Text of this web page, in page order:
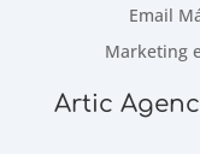
Email
Marketing
Artic